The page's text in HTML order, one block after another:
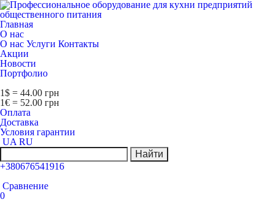
Главная
О нас
О нас Услуги Контакты
Акции
Новости
Портфолио
1$ = 44.00 грн
1€ = 52.00 грн
Оплата
Доставка
Условия гарантии
UA RU
Найти
+380676541916
Сравнение
0